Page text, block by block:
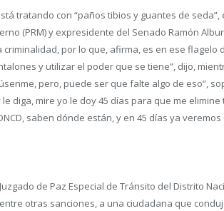
tratando con “paños tibios y guantes de
(PRM) y expresidente del Senado Ramón
criminalidad, por lo que, afirma, es en ese flagelo
y utilizar el poder que se tiene”, dijo,
pero, puede ser que falte algo de eso”,
le diga, mire yo le doy 45 días para que me
saben dónde están, y en 45 días ya
de Paz Especial de Tránsito del Distrito
otras sanciones, a una ciudadana que